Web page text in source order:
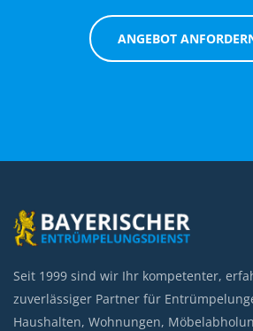
ANGEBOT
Seit 1999 sind wir Ihr kompetenter,
zuverlässiger Partner für
Haushalten, Wohnungen,